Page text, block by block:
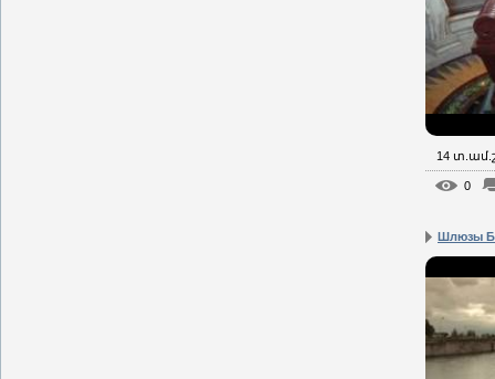
14
0
Шлюзы